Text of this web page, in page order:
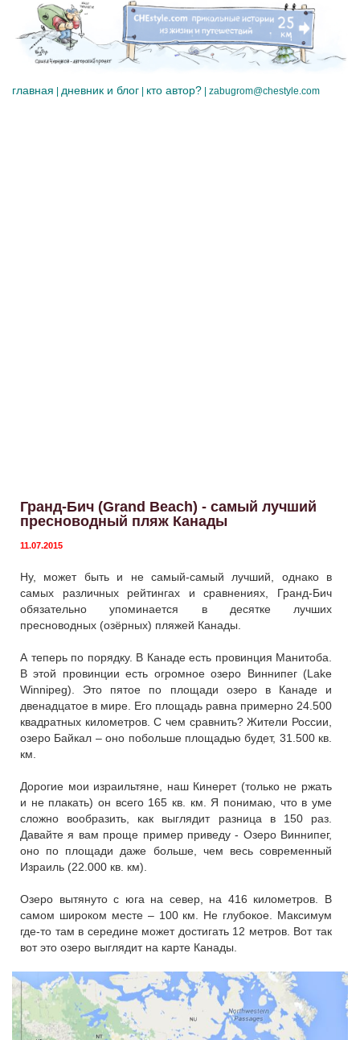
главная | дневник и блог | кто автор? | zabugrom@chestyle.com
Гранд-Бич (Grand Beach) - самый лучший
пресноводный пляж Канады
11.07.2015
Ну, может быть и не самый-самый лучший, однако в
самых различных рейтингах и сравнениях, Гранд-Бич
обязательно упоминается в десятке лучших
пресноводных (озёрных) пляжей Канады.
А теперь по порядку. В Канаде есть провинция Манитоба.
В этой провинции есть огромное озеро Виннипег (Lake
Winnipeg). Это пятое по площади озеро в Канаде и
двенадцатое в мире. Его площадь равна примерно 24.500
квадратных километров. С чем сравнить? Жители России,
озеро Байкал – оно побольше площадью будет, 31.500 кв.
км.
Дорогие мои израильтяне, наш Кинерет (только не ржать
и не плакать) он всего 165 кв. км. Я понимаю, что в уме
сложно вообразить, как выглядит разница в 150 раз.
Давайте я вам проще пример приведу - Озеро Виннипег,
оно по площади даже больше, чем весь современный
Израиль (22.000 кв. км).
Озеро вытянуто с юга на север, на 416 километров. В
самом широком месте – 100 км. Не глубокое. Максимум
где-то там в середине может достигать 12 метров. Вот так
вот это озеро выглядит на карте Канады.